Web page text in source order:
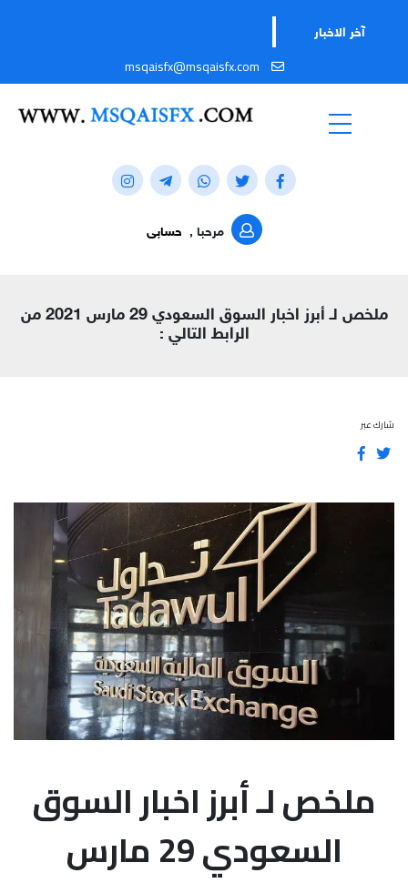
آخر الاخبار
msqaisfx@msqaisfx.com
مرحبا , حسابى
ملخص لـ أبرز اخبار السوق السعودي 29 مارس 2021 من
الرابط التالي :
شارك عبر
ملخص لـ أبرز اخبار السوق
السعودي 29 مارس